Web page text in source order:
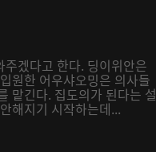
겠다고 한다. 딩이위안은
원한 어우샤오밍은 의사들
맡긴다. 집도의가 된다는 설
해지기 시작하는데...